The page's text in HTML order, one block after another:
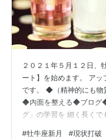
２０２１年５月１２日、
ート】を始めます。 アッ
です。 ◆（精神的にも
◆内面を整える◆ブログ
グ」の学習を 細く長くで
#牡牛座新月 #現状打破